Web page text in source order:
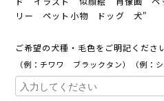
リー ペット小物 ドッグ 犬"
ご希望の犬種・毛色をご明記くださ
（例：チワワ ブラックタン）（例：